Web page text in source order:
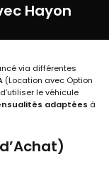
Hayon
via différentes
(Location avec Option
le véhicule
adaptées à